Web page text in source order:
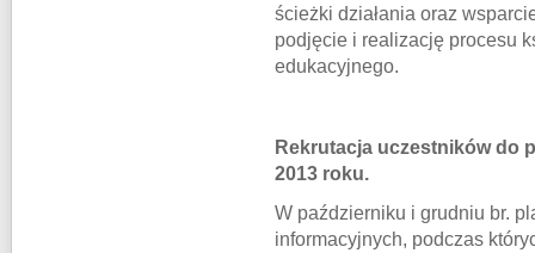
ścieżki działania oraz
podjęcie i realizację procesu
edukacyjnego.
Rekrutacja uczestników do
2013 roku.
W październiku i grudniu br.
informacyjnych, podczas